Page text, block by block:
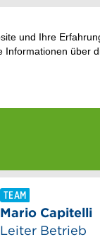
und Ihre
über